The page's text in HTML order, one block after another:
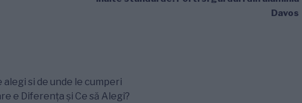
Davos
alegi si de unde le cumperi
e Diferența și Ce să Alegi?